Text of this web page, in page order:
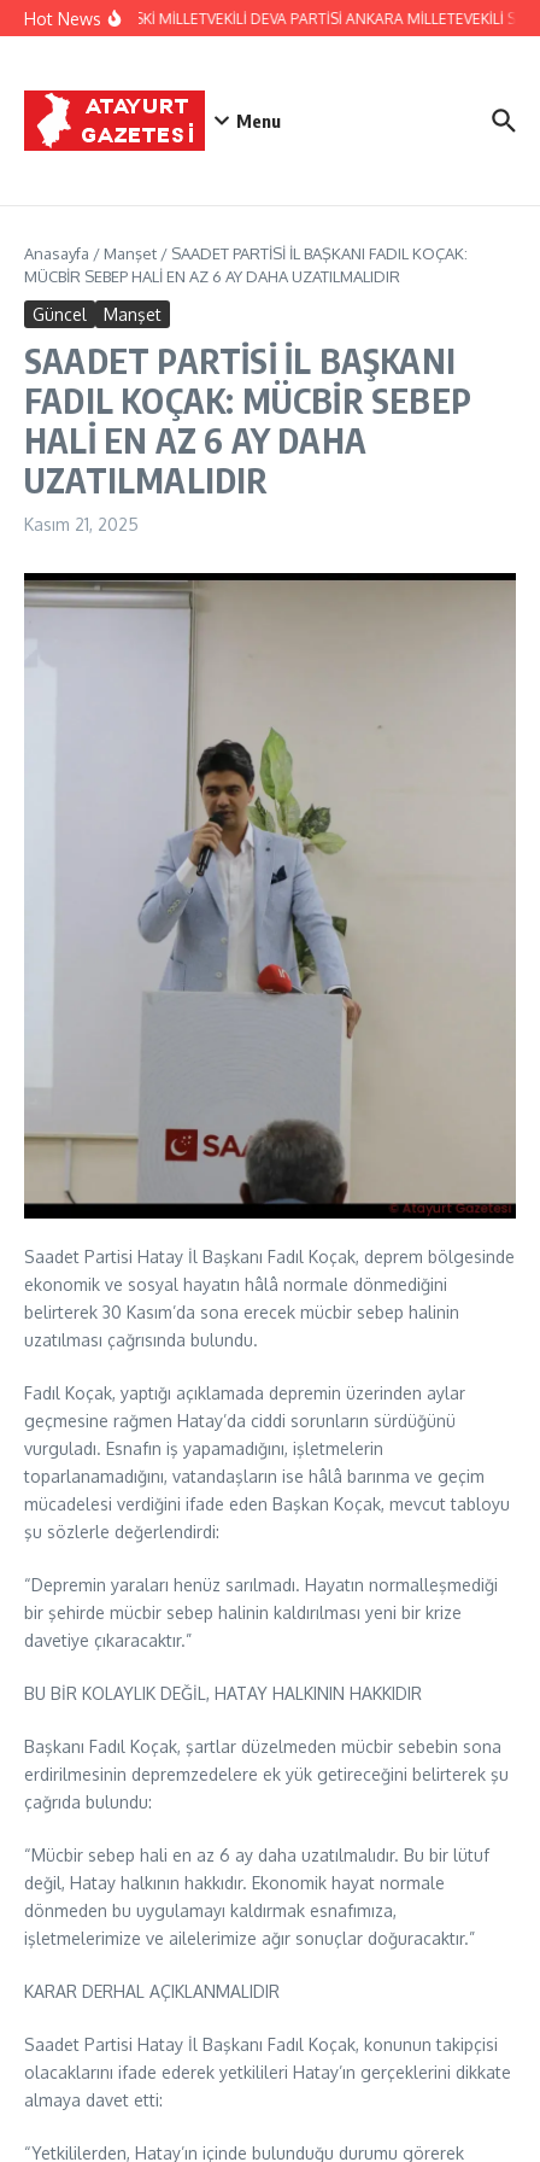
İçeriğe atla
Hot NewsHATAY ESKİ MİLLETVEKİLİ DEVA PARTİSİ ANKARA MİLLETEVEKİLİ
Menu
Anasayfa / Manşet / SAADET PARTİSİ İL BAŞKANI FADIL KOÇAK:
MÜCBİR SEBEP HALİ EN AZ 6 AY DAHA UZATILMALIDIR
Güncel Manşet
SAADET PARTİSİ İL BAŞKANI
FADIL KOÇAK: MÜCBİR SEBEP
HALİ EN AZ 6 AY DAHA
UZATILMALIDIR
Kasım 21, 2025
Saadet Partisi Hatay İl Başkanı Fadıl Koçak, deprem bölgesinde
ekonomik ve sosyal hayatın hâlâ normale dönmediğini
belirterek 30 Kasım’da sona erecek mücbir sebep halinin
uzatılması çağrısında bulundu.
Fadıl Koçak, yaptığı açıklamada depremin üzerinden aylar
geçmesine rağmen Hatay’da ciddi sorunların sürdüğünü
vurguladı. Esnafın iş yapamadığını, işletmelerin
toparlanamadığını, vatandaşların ise hâlâ barınma ve geçim
mücadelesi verdiğini ifade eden Başkan Koçak, mevcut tabloyu
şu sözlerle değerlendirdi:
“Depremin yaraları henüz sarılmadı. Hayatın normalleşmediği
bir şehirde mücbir sebep halinin kaldırılması yeni bir krize
davetiye çıkaracaktır.”
BU BİR KOLAYLIK DEĞİL, HATAY HALKININ HAKKIDIR
Başkanı Fadıl Koçak, şartlar düzelmeden mücbir sebebin sona
erdirilmesinin depremzedelere ek yük getireceğini belirterek şu
çağrıda bulundu:
“Mücbir sebep hali en az 6 ay daha uzatılmalıdır. Bu bir lütuf
değil, Hatay halkının hakkıdır. Ekonomik hayat normale
dönmeden bu uygulamayı kaldırmak esnafımıza,
işletmelerimize ve ailelerimize ağır sonuçlar doğuracaktır.”
KARAR DERHAL AÇIKLANMALIDIR
Saadet Partisi Hatay İl Başkanı Fadıl Koçak, konunun takipçisi
olacaklarını ifade ederek yetkilileri Hatay’ın gerçeklerini dikkate
almaya davet etti:
“Yetkililerden, Hatay’ın içinde bulunduğu durumu görerek